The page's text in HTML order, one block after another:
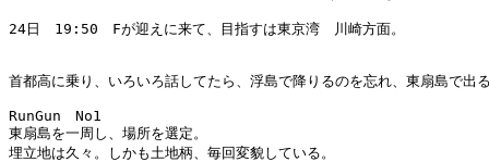
24日　19:50　Fが迎えに来て、目指すは東京湾　川崎方面。
首都高に乗り、いろいろ話してたら、浮島で降りるのを忘れ、東扇島で出
RunGun　No1
東扇島を一周し、場所を選定。
埋立地は久々。しかも土地柄、毎回変貌している。